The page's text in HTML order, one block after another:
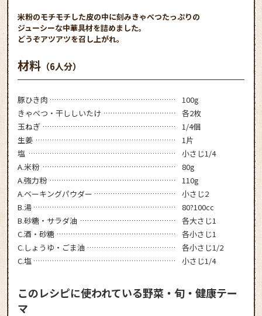
米粉のモチモチした皮の中に刻みきゃべつたっぷりの
ジューシーな中華具材を詰めました。
どうぞアツアツを召し上がれ。
材料 （6人分）
豚ひき肉
100g
きゃべつ・干ししいたけ
各2枚
玉ねぎ
1/4個
生姜
1片
塩
小さじ1/4
A.米粉
80g
A.強力粉
110g
A.ベーキングパウダー
小さじ2
B.湯
80?100cc
B.砂糖・サラダ油
各大さじ1
C.酒・砂糖
各小さじ1
C.しょうゆ・ごま油
各小さじ1/2
C.塩
小さじ1/4
このレシピに使われている野菜・旬・健康テー
マ